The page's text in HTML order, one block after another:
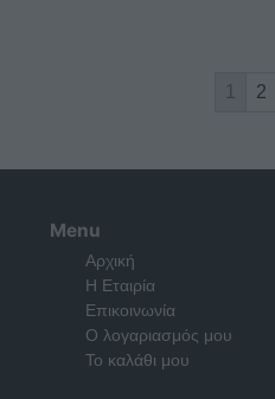
1 2
Menu
Αρχική
Η Εταιρία
Επικοινωνία
Ο λογαριασμός μου
Το καλάθι μου